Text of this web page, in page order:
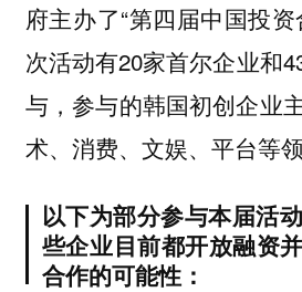
府主办了“第四届中国投
次活动有20家首尔企业和
与，参与的韩国初创企业
术、消费、文娱、平台等领
以下为部分参与本届活
些企业目前都开放融资
合作的可能性：